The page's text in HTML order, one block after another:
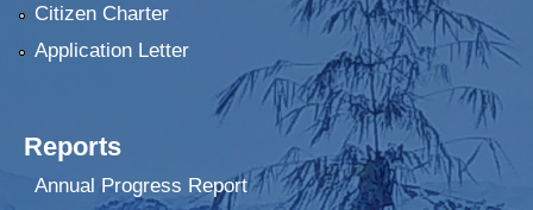
Citizen Charter
Application Letter
Reports
Annual Progress Report